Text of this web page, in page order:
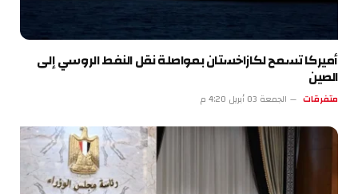
أميركا تسمح لكازاخستان بمواصلة نقل النفط الروسي إلى
الصين
متفرقات الجمعة 03 أبريل 4:20 م